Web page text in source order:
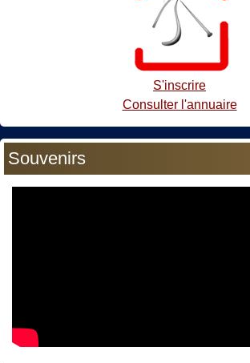
S'inscrire
Consulter l'annuaire
Souvenirs